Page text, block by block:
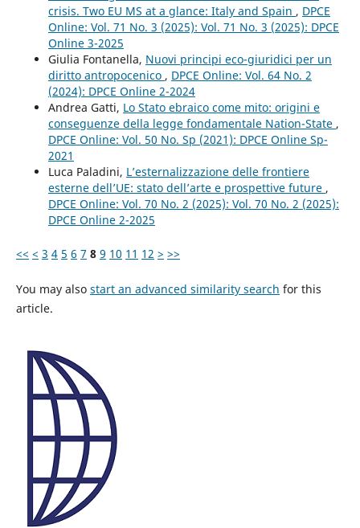
crisis. Two EU MS at a glance: Italy and Spain , DPCE
Online: Vol. 71 No. 3 (2025): Vol. 71 No. 3 (2025): DPCE
Online 3-2025
Giulia Fontanella, Nuovi principi eco-giuridici per un
diritto antropocenico , DPCE Online: Vol. 64 No. 2
(2024): DPCE Online 2-2024
Andrea Gatti, Lo Stato ebraico come mito: origini e
conseguenze della legge fondamentale Nation-State ,
DPCE Online: Vol. 50 No. Sp (2021): DPCE Online Sp-
2021
Luca Paladini, L’esternalizzazione delle frontiere
esterne dell’UE: stato dell’arte e prospettive future ,
DPCE Online: Vol. 70 No. 2 (2025): Vol. 70 No. 2 (2025):
DPCE Online 2-2025
<< < 3 4 5 6 7 8 9 10 11 12 > >>
You may also start an advanced similarity search for this
article.